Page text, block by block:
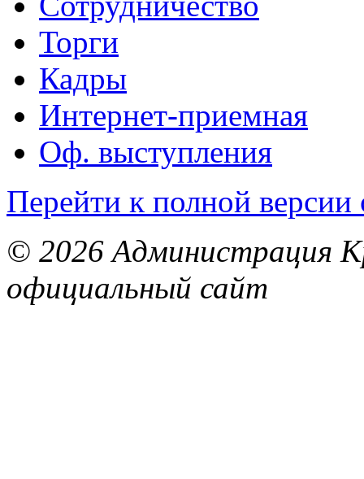
Торги
Кадры
Интернет-приемная
Оф. выступления
Перейти к полной версии
© 2026 Администрация
официальный сайт